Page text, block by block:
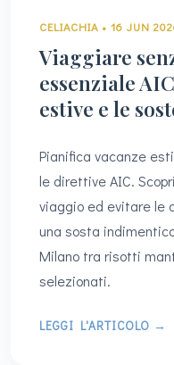
CELIACHIA • 16 JUN
Viaggiare
essenziale
estive e le
Pianifica vacanze
le direttive AIC.
viaggio ed evitare le
una sosta
Milano tra risotti
selezionati.
LEGGI L'ARTICOLO →